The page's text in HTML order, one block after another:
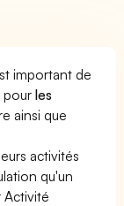
important de
pourles
ainsi que
activités
qu'un
Activité